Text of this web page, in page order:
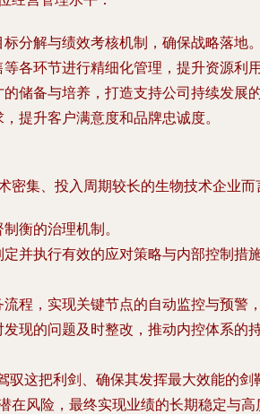
分解与绩效考核机制，确保战略落地。
各环节进行精细化管理，提升资源利
储备与培养，打造支持公司持续发展的
提升客户满意度和品牌忠诚度。
集、投入周期较长的生物技术企业而
衡的治理机制。
并执行有效的应对策略与内部控制措
程，实现关键节点的自动监控与预警
现的问题及时整改，推动内控体系的持
驭这把利剑、确保其发挥最大效能的
风险，最终实现业绩的长期稳定与